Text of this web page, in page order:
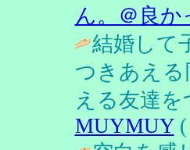
ん。＠良か
結婚して
つきあえ
える友達
MUYMUY(